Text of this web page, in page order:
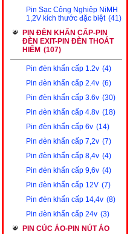
Pin Sạc Công Nghiệp NiMH
1,2V kích thước đặc biệt (41)
PIN ĐÈN KHẨN CẤP-PIN
ĐÈN EXIT-PIN ĐÈN THOÁT
HIỂM (107)
Pin đèn khẩn cấp 1.2v (4)
Pin đèn khẩn cấp 2.4v (6)
Pin đèn khẩn cấp 3.6v (30)
Pin đèn khẩn cấp 4.8v (18)
Pin đèn khẩn cấp 6v (14)
Pin đèn khẩn cấp 7,2v (7)
Pin đèn khẩn cấp 8,4v (4)
Pin đèn khẩn cấp 9,6v (4)
Pin đèn khẩn cấp 12V (7)
Pin đèn khẩn cấp 14,4v (8)
Pin đèn khẩn cấp 24v (3)
PIN CÚC ÁO-PIN NÚT ÁO